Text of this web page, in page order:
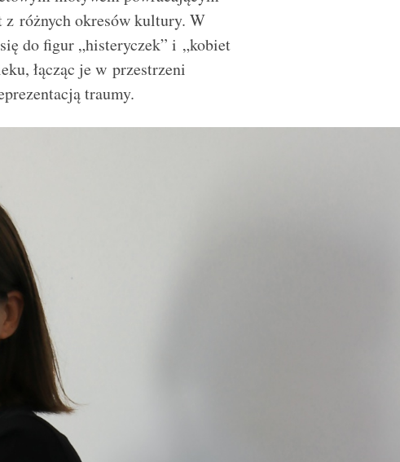
różnych okresów kultury. W
do figur „histeryczek” i „kobiet
łącząc je w przestrzeni
traumy.